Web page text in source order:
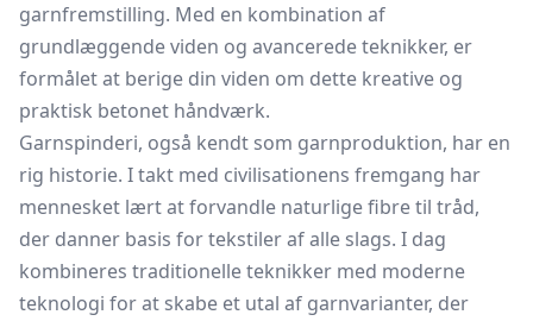
garnfremstilling. Med en kombination af
grundlæggende viden og avancerede teknikker, er
formålet at berige din viden om dette kreative og
praktisk betonet håndværk.
Garnspinderi, også kendt som garnproduktion, har en
rig historie. I takt med civilisationens fremgang har
mennesket lært at forvandle naturlige fibre til tråd,
der danner basis for tekstiler af alle slags. I dag
kombineres traditionelle teknikker med moderne
teknologi for at skabe et utal af garnvarianter, der